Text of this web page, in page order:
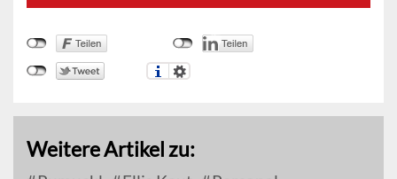
Weitere Artikel zu: